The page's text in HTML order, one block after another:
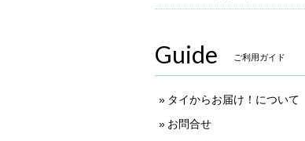
Guide ご利用ガイド
タイからお届け！について
お問合せ